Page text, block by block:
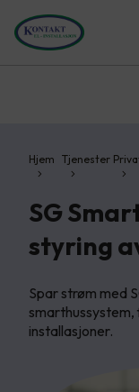
Hjem Tjenester
SG
styring
Spar strøm med
smarthussystem,
installasjoner.